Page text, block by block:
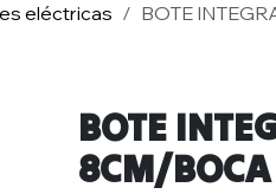
eléctricas BOTE
BOTE
8CM/